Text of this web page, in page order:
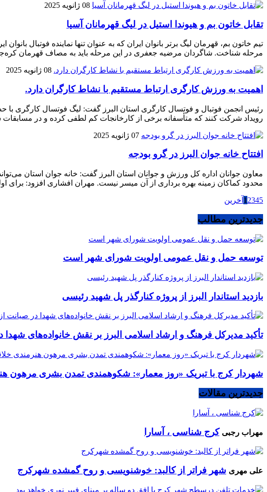
08 ژانویه 2025
تقابل خاتون بم و هیوندا استیل در لیگ قهرمانان آسیا
تیم خاتون بم، قهرمان لیگ برتر بانوان ایران که به عنوان تنها نماینده فوتبال
مرحله شناخت. شاگردان مرضیه جعفری در این مرحله باید به مصاف قهرمان
08 ژانویه 2025
اهمیت به ورزش کارگری ارتباط مستقیم با نشاط کارگران دارد.
رئیس انجمن فوتبال و فوتسال کارگری استان البرز گفت: لیگ فوتسال کارگری با
رویداد شرکت کنند که متأسفانه برخی از کارخانجات کم لطفی کرده و در
07 ژانویه 2025
افتتاح خانه جوان البرز در گرو بودجه
معاون جوانان اداره کل ورزش و جوانان استان البرز گفت: خانه جوان استان
محدود کماکان زمینه بهره برداری از آن میسر نیست. مهران افشاری افزود: برای
1 2345 آخرین
جدیدترین مطالب
توسعه حمل و نقل عمومی اولویت شورای شهر است
بازدید استاندار البرز از پروژه کنارگذر پل شهید رئیسی
تأکید مدیرکل فرهنگ و ارشاد اسلامی البرز بر نقش خانواده‌های
شهردار کرج با تبریک «روز معمار»: شکوهمندی تمدن بشری مرهون
جدیدترین مقالات
مهراب رجبی کرج شناسی ، آسارا
علی مهری شهر فراتر از کالبد: خوشنویسی و روح گمشده شهرکرج